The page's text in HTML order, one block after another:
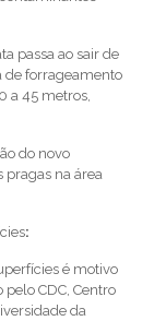
passa ao sair de
de forrageamento
a 45 metros,
do novo
pragas na área
:
é motivo
CDC, Centro
da